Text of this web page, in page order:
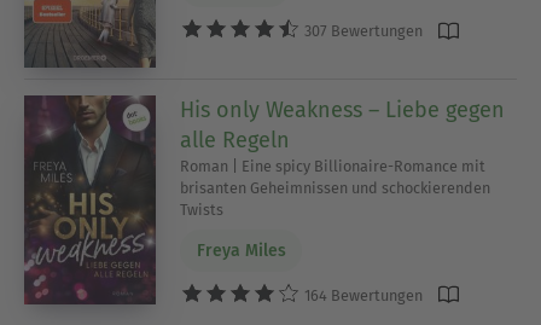
307 Bewertungen
His only Weakness – Liebe gegen
alle Regeln
Roman | Eine spicy Billionaire-Romance mit
brisanten Geheimnissen und schockierenden
Twists
Freya Miles
164 Bewertungen